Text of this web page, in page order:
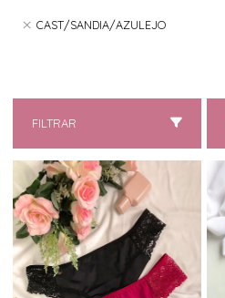
CAST/SANDIA/AZULEJO
FILTRAR